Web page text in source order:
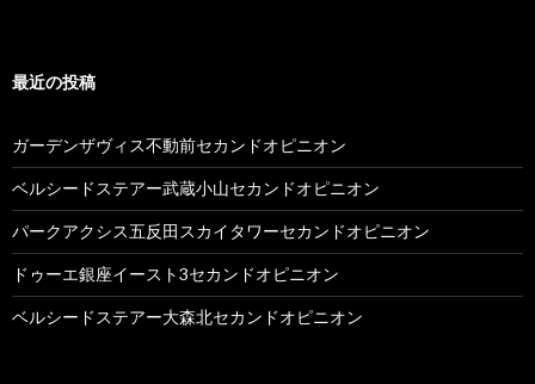
最近の投稿
ガーデンザヴィス不動前セカンドオピニオン
ベルシードステアー武蔵小山セカンドオピニオン
パークアクシス五反田スカイタワーセカンドオピニオン
ドゥーエ銀座イースト3セカンドオピニオン
ベルシードステアー大森北セカンドオピニオン